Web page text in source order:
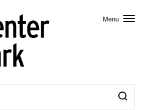
Menu